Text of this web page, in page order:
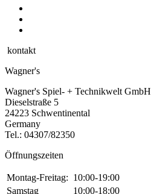
kontakt
Wagner's
Wagner's Spiel- + Technikwelt GmbH
Dieselstraße 5
24223 Schwentinental
Germany
Tel.: 04307/82350
Öffnungszeiten
Montag-Freitag: 10:00-19:00
Samstag
10:00-18:00